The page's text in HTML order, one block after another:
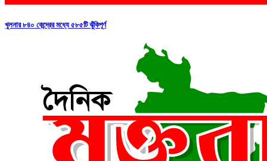
খুলনার ৮৪০ কেন্দ্রের মধ্যে ৫৮৫টি ঝুঁকিপূর্ণ